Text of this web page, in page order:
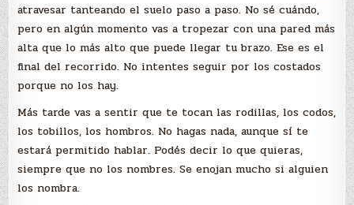
atravesar tanteando el suelo paso a paso. No sé cuándo,
pero en algún momento vas a tropezar con una pared más
alta que lo más alto que puede llegar tu brazo. Ese es el
final del recorrido. No intentes seguir por los costados
porque no los hay.
Más tarde vas a sentir que te tocan las rodillas, los codos,
los tobillos, los hombros. No hagas nada, aunque sí te
estará permitido hablar. Podés decir lo que quieras,
siempre que no los nombres. Se enojan mucho si alguien
los nombra.